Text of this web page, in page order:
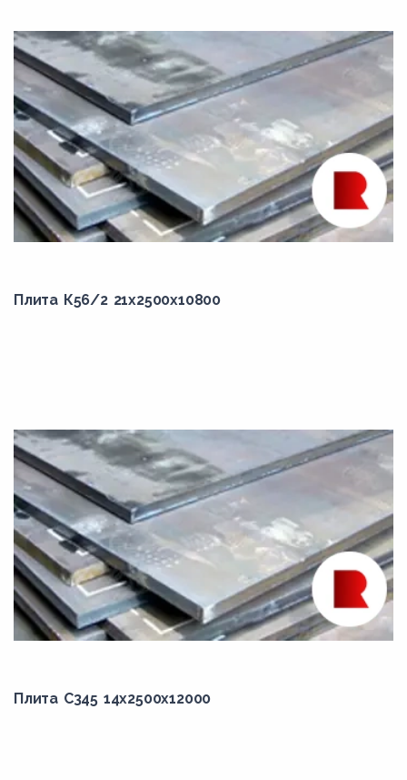
Плита К56/2 21x2500x10800
Плита С345 14x2500x12000